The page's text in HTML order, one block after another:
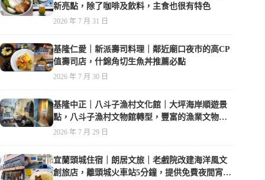
新亮點，除了咖啡及飲料，主食也很有特色
2026 年 7 月 31 日
基隆仁愛｜新派壽司料理｜鄰近廟口夜市的高CP
值壽司店，什錦角切生魚丼推薦必點
2026 年 7 月 30 日
基隆中正｜八斗子漁村文化館｜大坪海岸順遊景
點，八斗子漁村文物館轉型，豐富的漁業文物，
值得走訪
2026 年 7 月 29 日
宜蘭頭城住宿｜朗居文旅｜老戲院改建海洋風文
創旅店，離頭城火車站5分鐘，提供免費夜間宵